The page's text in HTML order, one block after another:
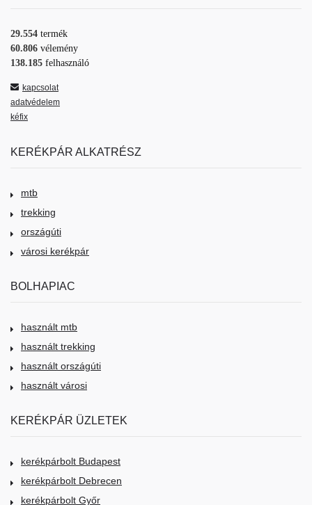
29.554 termék
60.806 vélemény
138.185 felhasználó
kapcsolat
adatvédelem
kéfix
KERÉKPÁR ALKATRÉSZ
mtb
trekking
országúti
városi kerékpár
BOLHAPIAC
használt mtb
használt trekking
használt országúti
használt városi
KERÉKPÁR ÜZLETEK
kerékpárbolt Budapest
kerékpárbolt Debrecen
kerékpárbolt Győr